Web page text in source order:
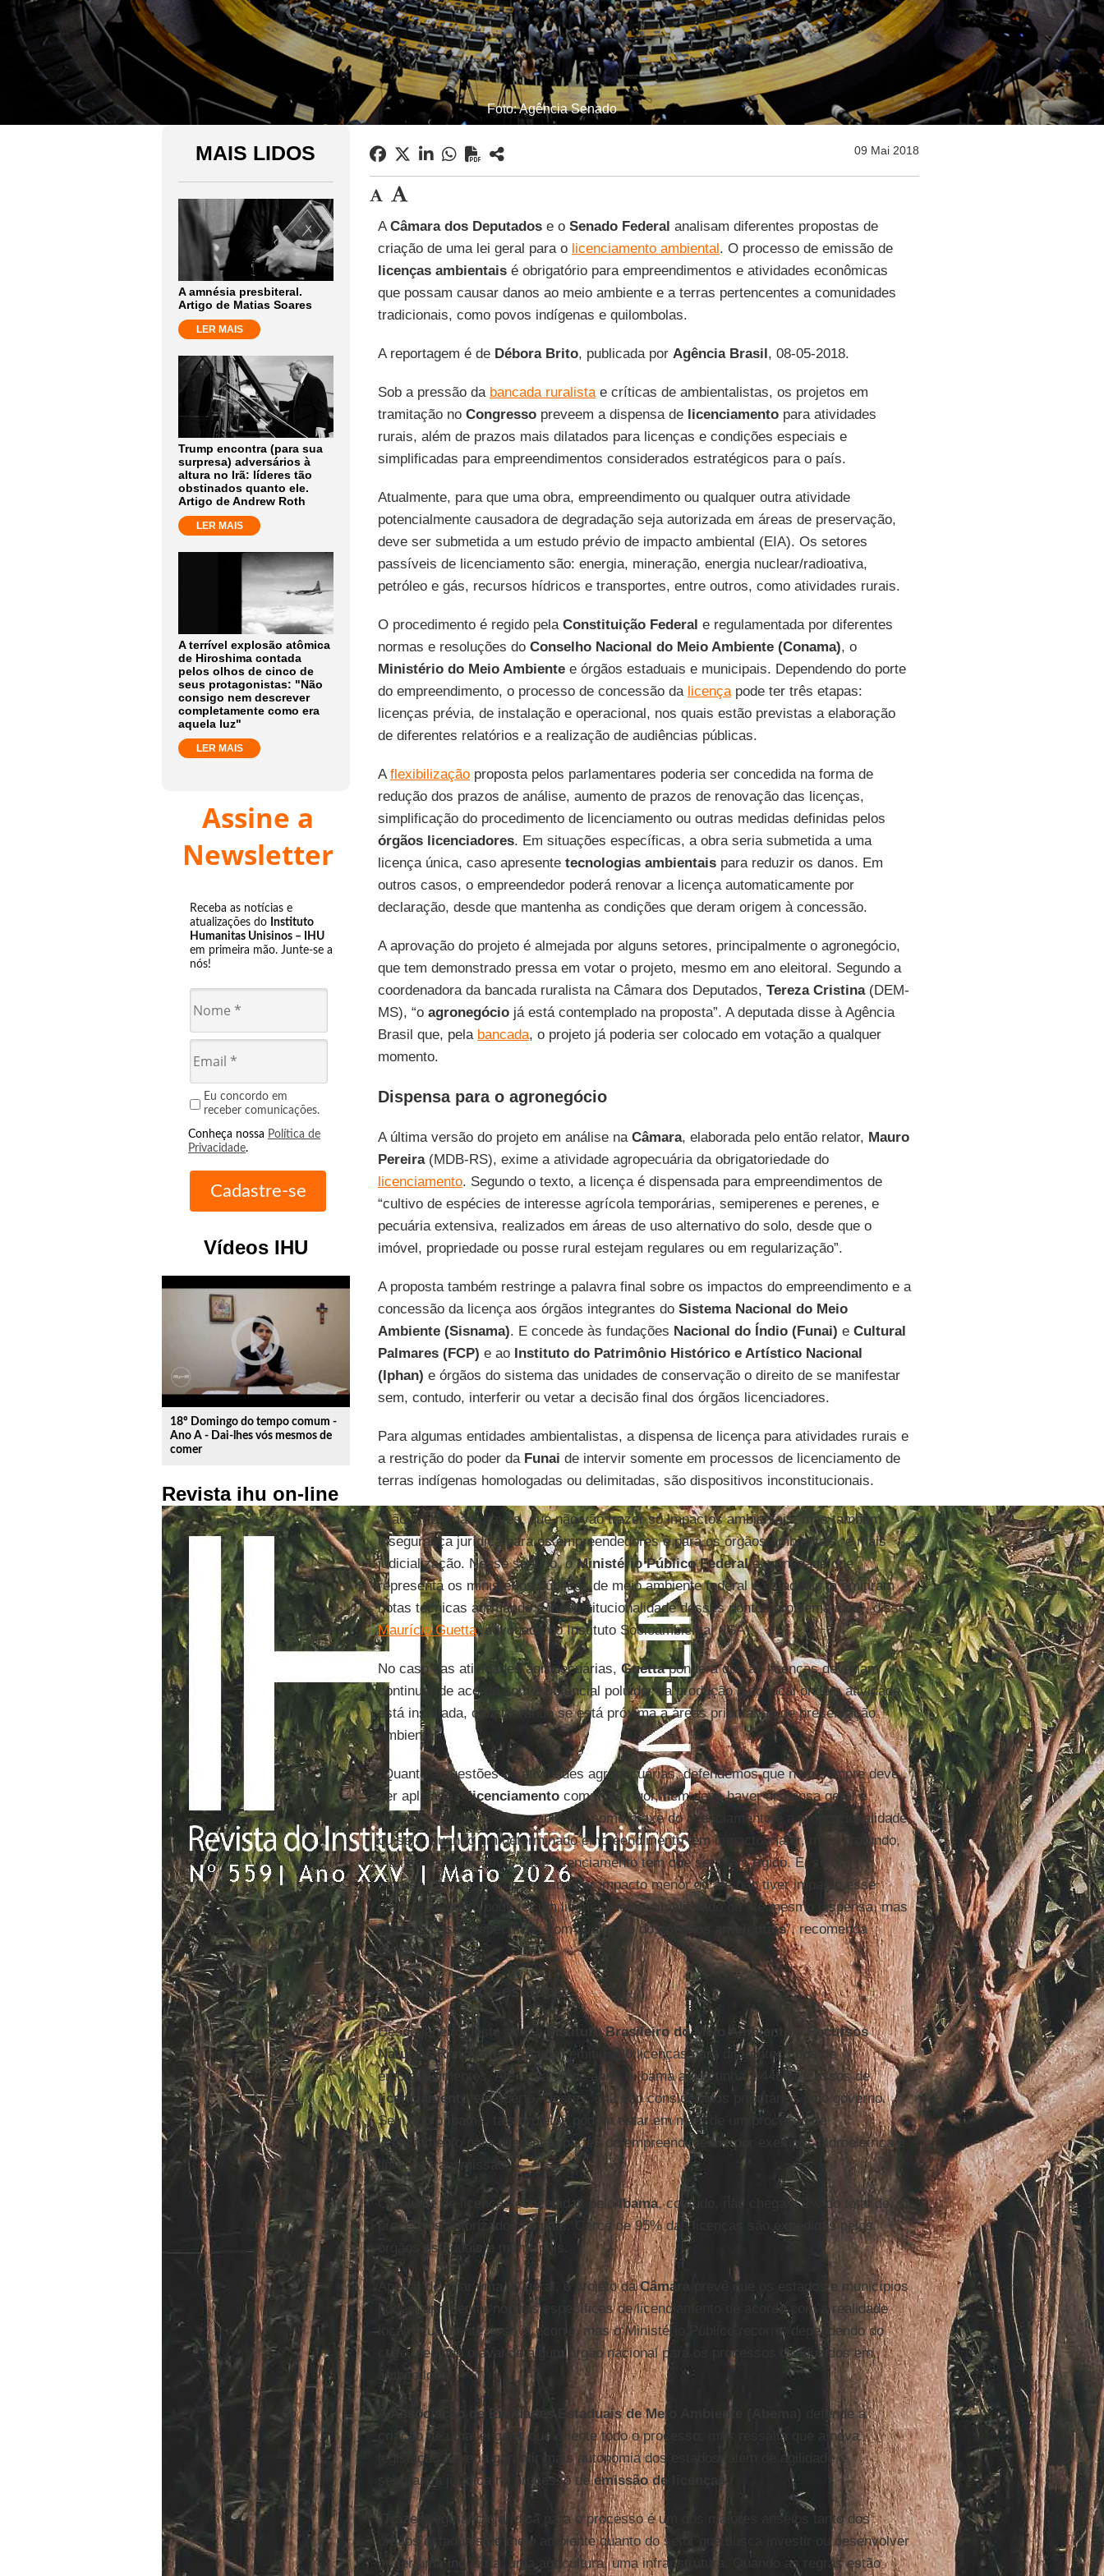
Foto: Agência Senado
MAIS LIDOS
A amnésia presbiteral.
Artigo de Matias Soares
LER MAIS
Trump encontra (para sua
surpresa) adversários à
altura no Irã: líderes tão
obstinados quanto ele.
Artigo de Andrew Roth
LER MAIS
A terrível explosão atômica
de Hiroshima contada
pelos olhos de cinco de
seus protagonistas: "Não
consigo nem descrever
completamente como era
aquela luz"
LER MAIS
Assine a
Newsletter
Receba as notícias e
atualizações do Instituto
Humanitas Unisinos – IHU
em primeira mão. Junte-se a
nós!
Eu concordo em
receber comunicações.
Conheça nossa Política de
Privacidade.
Vídeos IHU
play_circle_outline
18º Domingo do tempo comum -
Ano A - Dai-lhes vós mesmos de
comer
Revista ihu on-line
09 Mai 2018
ACâmara dos Deputadose o Senado Federal analisam diferentes propostas de
criação de uma lei geral para o licenciamento ambiental. O processo de emissão de
licenças ambientaisé obrigatório para empreendimentos e atividades econômicas
que possam causar danos ao meio ambiente e a terras pertencentes a comunidades
tradicionais, como povos indígenas e quilombolas.
A reportagem é de Débora Brito, publicada por Agência Brasil, 08-05-2018.
Sob a pressão da bancada ruralistae críticas de ambientalistas, os projetos em
tramitação no Congressopreveem a dispensa de licenciamentopara atividades
rurais, além de prazos mais dilatados para licenças e condições especiais e
simplificadas para empreendimentos considerados estratégicos para o país.
Atualmente, para que uma obra, empreendimento ou qualquer outra atividade
potencialmente causadora de degradação seja autorizada em áreas de preservação,
deve ser submetida a um estudo prévio de impacto ambiental (EIA). Os setores
passíveis de licenciamento são: energia, mineração, energia nuclear/radioativa,
petróleo e gás, recursos hídricos e transportes, entre outros, como atividades rurais.
O procedimento é regido pela Constituição Federal e regulamentada por diferentes
normas e resoluções do Conselho Nacional do Meio Ambiente (Conama), o
Ministério do Meio Ambientee órgãos estaduais e municipais. Dependendo do porte
do empreendimento, o processo de concessão da licençapode ter três etapas:
licenças prévia, de instalação e operacional, nos quais estão previstas a elaboração
de diferentes relatórios e a realização de audiências públicas.
Aflexibilizaçãoproposta pelos parlamentares poderia ser concedida na forma de
redução dos prazos de análise, aumento de prazos de renovação das licenças,
simplificação do procedimento de licenciamento ou outras medidas definidas pelos
órgãos licenciadores. Em situações específicas, a obra seria submetida a uma
licença única, caso apresente tecnologias ambientaispara reduzir os danos. Em
outros casos, o empreendedor poderá renovar a licença automaticamente por
declaração, desde que mantenha as condições que deram origem à concessão.
A aprovação do projeto é almejada por alguns setores, principalmente o agronegócio,
que tem demonstrado pressa em votar o projeto, mesmo em ano eleitoral. Segundo a
coordenadora da bancada ruralista na Câmara dos Deputados, Tereza Cristina(DEM-
MS), “o agronegóciojá está contemplado na proposta”. A deputada disse à Agência
Brasil que, pela bancada, o projeto já poderia ser colocado em votação a qualquer
momento.
Dispensa para o agronegócio
A última versão do projeto em análise na Câmara, elaborada pelo então relator, Mauro
Pereira(MDB-RS), exime a atividade agropecuária da obrigatoriedade do
licenciamento. Segundo o texto, a licença é dispensada para empreendimentos de
“cultivo de espécies de interesse agrícola temporárias, semiperenes e perenes, e
pecuária extensiva, realizados em áreas de uso alternativo do solo, desde que o
imóvel, propriedade ou posse rural estejam regulares ou em regularização”.
A proposta também restringe a palavra final sobre os impactos do empreendimento e a
concessão da licença aos órgãos integrantes do Sistema Nacional do Meio
Ambiente (Sisnama). E concede às fundações Nacional do Índio (Funai) e Cultural
Palmares (FCP) e ao Instituto do Patrimônio Histórico e Artístico Nacional
(Iphan) e órgãos do sistema das unidades de conservação o direito de se manifestar
sem, contudo, interferir ou vetar a decisão final dos órgãos licenciadores.
Para algumas entidades ambientalistas, a dispensa de licença para atividades rurais e
a restrição do poder da Funai de intervir somente em processos de licenciamento de
terras indígenas homologadas ou delimitadas, são dispositivos inconstitucionais.
“São problemas graves, que não vão trazer só impactos ambientais, mas também
insegurança jurídica para os empreendedores e para os órgãos ambientais, e mais
judicialização. Nesse sentido, oMinistério Público Federale a entidade que
representa os ministérios públicos de meio ambiente federal e estaduais já emitiram
notas técnicas afirmando a inconstitucionalidade desses pontos problemáticos”, disse
Maurício Guetta, advogado do Instituto Socioambiental (ISA).
No caso das atividades agropecuárias, Guettapondera que as licenças deveriam
continuar de acordo com o potencial poluidor da produção e do local onde a atividade
está instalada, considerando se está próxima a áreas prioritárias de preservação
ambiental.
“Quanto a questões de atividades agropecuárias, defendemos que nem sempre deve
ser aplicado olicenciamentocom mais rigor, nem deve haver dispensa geral e
irrestrita. O que deve ser aplicado como praxe do licenciamento é a proporcionalidade,
ou seja, quando um determinado empreendimento tem impacto maior, mais profundo,
intenso e significativo, esse licenciamento tem que ser mais rígido. E, se o
empreendimento agropecuário tiver impacto menor ou até não tiver impacto esse
empreendimento pode ter um licenciamento simplificado ou até mesmo dispensa, mas
isso em casos específicos com avaliação dos
órgãos ambientais”, recomenda
Guetta.
Autonomia dos estados
Desde janeiro deste ano, oInstituto Brasileiro do Meio Ambiente e Recursos
Naturais Renováveis (Ibama)emitiu 180 licenças para diferentes tipos de
empreendimentos. Até o dia 30 de abril, o Ibama ainda tinha 2.446 processos de
licenciamentoem aberto. Destes, 142 são considerados prioritários pelo governo.
Segundo o Ibama, tais projetos podem estar em mais de um processo de
licenciamento para diferentes partes do empreendimento, por exemplo, hidroelétrica e
linha de transmissão.
O volume de licenças concedidas peloIbama, contudo, não chega a 2% do total de
processos autorizados no país. Cerca de 95% das licenças são expedidas pelos
órgãos estaduais e municipais.
Apesar de criar uma lei geral, o projeto daCâmara
prevê que os estados e municípios
podem apresentar normas específicas de licenciamento de acordo com a realidade
local. Atualmente, isso já ocorre, mas o Ministério Público recorre, dependendo do
caso, pedindo o aval de algum órgão nacional para os processos conduzidos em
âmbito local.
Associação de Entidades Estaduais de Meio Ambiente (Abema)
defende a
criação de uma lei geral que oriente todo o processo, mas ressalta que a nova
legislação deveria garantir mais autonomia dos estados, além de agilidade e
segurança jurídica no processo deemissão de licenças.
“Trazer segurança jurídica para o processo é um dos maiores anseios tanto dos
órgãos estaduais de meio ambiente quanto do setor que busca investir ou desenvolver
ou ter uma indústria, uma agricultura, uma infraestrutura. Quando as regras estão